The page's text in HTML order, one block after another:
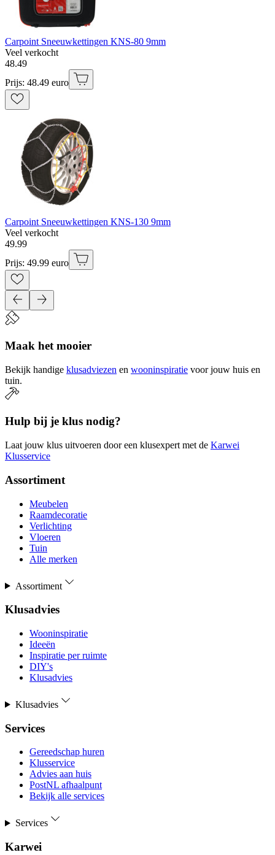
Carpoint Sneeuwkettingen KNS-80 9mm
Veel verkocht
48.49
Prijs: 48.49 euro
Carpoint Sneeuwkettingen KNS-130 9mm
Veel verkocht
49.99
Prijs: 49.99 euro
Maak het mooier
Bekijk handige klusadviezen en wooninspiratie voor jouw huis en
tuin.
Hulp bij je klus nodig?
Laat jouw klus uitvoeren door een klusexpert met de Karwei
Klusservice
Assortiment
Meubelen
Raamdecoratie
Verlichting
Vloeren
Tuin
Alle merken
Assortiment
Klusadvies
Wooninspiratie
Ideeën
Inspiratie per ruimte
DIY's
Klusadvies
Klusadvies
Services
Gereedschap huren
Klusservice
Advies aan huis
PostNL afhaalpunt
Bekijk alle services
Services
Karwei